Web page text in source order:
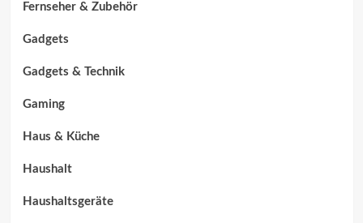
Fernseher & Zubehör
Gadgets
Gadgets & Technik
Gaming
Haus & Küche
Haushalt
Haushaltsgeräte